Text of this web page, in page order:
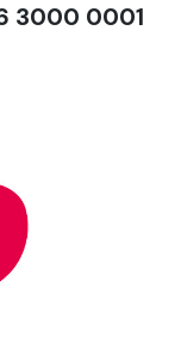
3000 0001